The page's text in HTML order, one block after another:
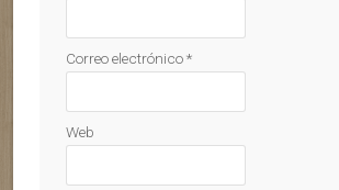
Correo electrónico*
Web